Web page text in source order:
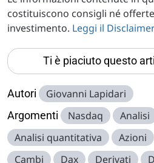
costituiscono consigli né
investimento. Leggi il
Ti è piaciuto questo
Autori Giovanni Lapidari
Argomenti Nasdaq Analisi
Analisi quantitativa
Azioni
Cambi
Dax Derivati